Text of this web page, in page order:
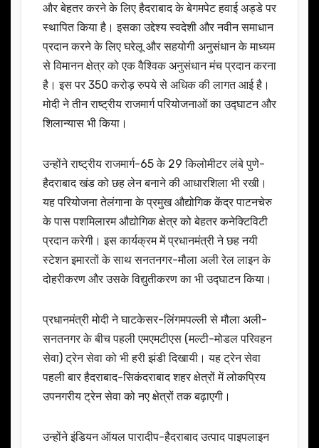
और बेहतर करने के लिए हैदराबाद के बेगमपेट हवाई अड्डे पर
स्थापित किया है। इसका उद्देश्य स्वदेशी और नवीन समाधान
प्रदान करने के लिए घरेलू और सहयोगी अनुसंधान के माध्यम
से विमानन क्षेत्र को एक वैश्विक अनुसंधान मंच प्रदान करना
है। इस पर 350 करोड़ रुपये से अधिक की लागत आई है।
मोदी ने तीन राष्ट्रीय राजमार्ग परियोजनाओं का उद्घाटन और
शिलान्यास भी किया।
उन्होंने राष्ट्रीय राजमार्ग-65 के 29 किलोमीटर लंबे पुणे-
हैदराबाद खंड को छह लेन बनाने की आधारशिला भी रखी।
यह परियोजना तेलंगाना के प्रमुख औद्योगिक केंद्र पाटनचेरु
के पास पशमिलारम औद्योगिक क्षेत्र को बेहतर कनेक्टिविटी
प्रदान करेगी। इस कार्यक्रम में प्रधानमंत्री ने छह नयी
स्टेशन इमारतों के साथ सनतनगर-मौला अली रेल लाइन के
दोहरीकरण और उसके विद्युतीकरण का भी उद्घाटन किया।
प्रधानमंत्री मोदी ने घाटकेसर-लिंगमपल्ली से मौला अली-
सनतनगर के बीच पहली एमएमटीएस (मल्टी-मोडल परिवहन
सेवा) ट्रेन सेवा को भी हरी झंडी दिखायी। यह ट्रेन सेवा
पहली बार हैदराबाद-सिकंदराबाद शहर क्षेत्रों में लोकप्रिय
उपनगरीय ट्रेन सेवा को नए क्षेत्रों तक बढ़ाएगी।
उन्होंने इंडियन ऑयल पारादीप-हैदराबाद उत्पाद पाइपलाइन